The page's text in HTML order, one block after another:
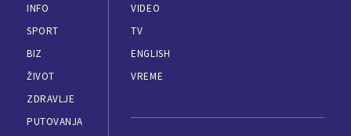
INFO
SPORT
BIZ
ŽIVOT
ZDRAVLJE
PUTOVANJA
VIDEO
TV
ENGLISH
VREME